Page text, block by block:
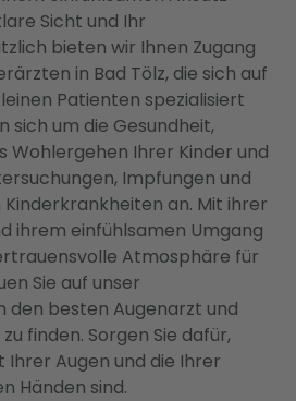
Sicht und Ihr
bieten wir Ihnen Zugang
in Bad Tölz, die sich auf
Patienten spezialisiert
sich um die Gesundheit,
Wohlergehen Ihrer Kinder und
Impfungen und
Kinderkrankheiten an. Mit ihrer
ihrem einfühlsamen Umgang
Atmosphäre für
Sie auf unser
den besten Augenarzt und
zu finden. Sorgen Sie dafür,
Ihrer Augen und die Ihrer
Händen sind.